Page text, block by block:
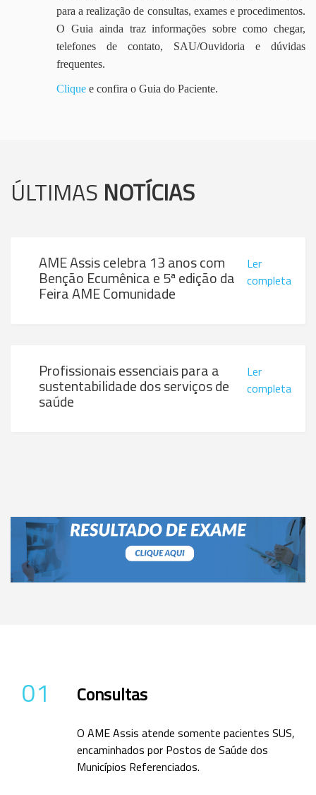
para a realização de consultas, exames e procedimentos.
O Guia ainda traz informações sobre como chegar,
telefones de contato, SAU/Ouvidoria e dúvidas
frequentes.
Clique e confira o Guia do Paciente.
ÚLTIMAS NOTÍCIAS
AME Assis celebra 13 anos com
Benção Ecumênica e 5ª edição da
Feira AME Comunidade
Ler
completa
Profissionais essenciais para a
sustentabilidade dos serviços de
saúde
Ler
completa
01 Consultas
O AME Assis atende somente pacientes SUS,
encaminhados por Postos de Saúde dos
Municípios Referenciados.